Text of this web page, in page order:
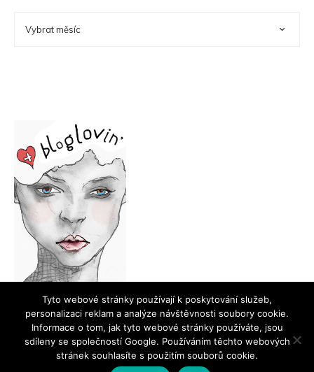
©2018 Ilovemakeup.cz Všechna práva vyhrazena
Tyto webové stránky používají k poskytování služeb,
personalizaci reklam a analýze návštěvnosti soubory cookie.
Informace o tom, jak tyto webové stránky používáte, jsou
sdíleny se společností Google. Používáním těchto webových
stránek souhlasíte s použitím souborů cookie.